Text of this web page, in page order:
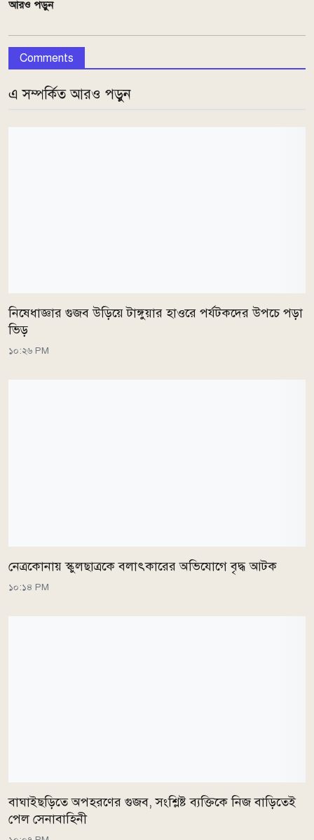
আরও পড়ুন
Comments
এ সম্পর্কিত আরও পড়ুন
নিষেধাজ্ঞার গুজব উড়িয়ে টাঙ্গুয়ার হাওরে পর্যটকদের উপচে পড়া
ভিড়
১০:২৬ PM
নেত্রকোনায় স্কুলছাত্রকে বলাৎকারের অভিযোগে বৃদ্ধ আটক
১০:১৪ PM
বাঘাইছড়িতে অপহরণের গুজব, সংশ্লিষ্ট ব্যক্তিকে নিজ বাড়িতেই
পেল সেনাবাহিনী